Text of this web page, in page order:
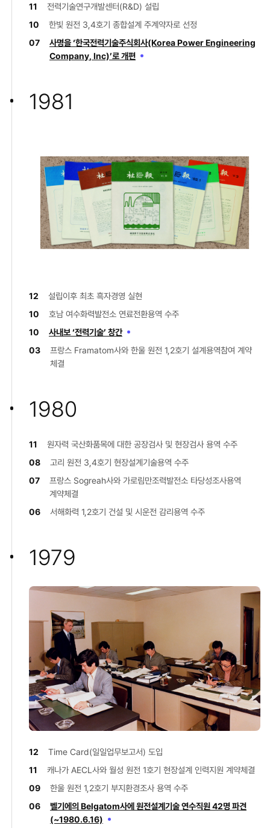
11
전력기술연구개발센터(R&D) 설립
10
한빛 원전 3,4호기 종합설계 주계약자로 선정
07
사명을 ‘한국전력기술주식회사(Korea Power Engineering
Company, Inc)’로 개편
1981
12
설립이후 최초 흑자경영 실현
10
호남 여수화력발전소 연료전환용역 수주
10
사내보 ‘전력기술’ 창간
03
프랑스 Framatom사와 한울 원전 1,2호기 설계용역참여 계약
체결
1980
11
원자력 국산화품목에 대한 공장검사 및 현장검사 용역 수주
08
고리 원전 3,4호기 현장설계기술용역 수주
07
프랑스 Sogreah사와 가로림만조력발전소 타당성조사용역
계약체결
06
서해화력 1,2호기 건설 및 시운전 감리용역 수주
1979
12
Time Card(일일업무보고서) 도입
11
캐나가 AECL사와 월성 원전 1호기 현장설계 인력지원 계약체결
09
한울 원전 1,2호기 부지환경조사 용역 수주
06
벨기에의 Belgatom사에 원전설계기술 연수직원 42명 파견
(~1980.6.16)